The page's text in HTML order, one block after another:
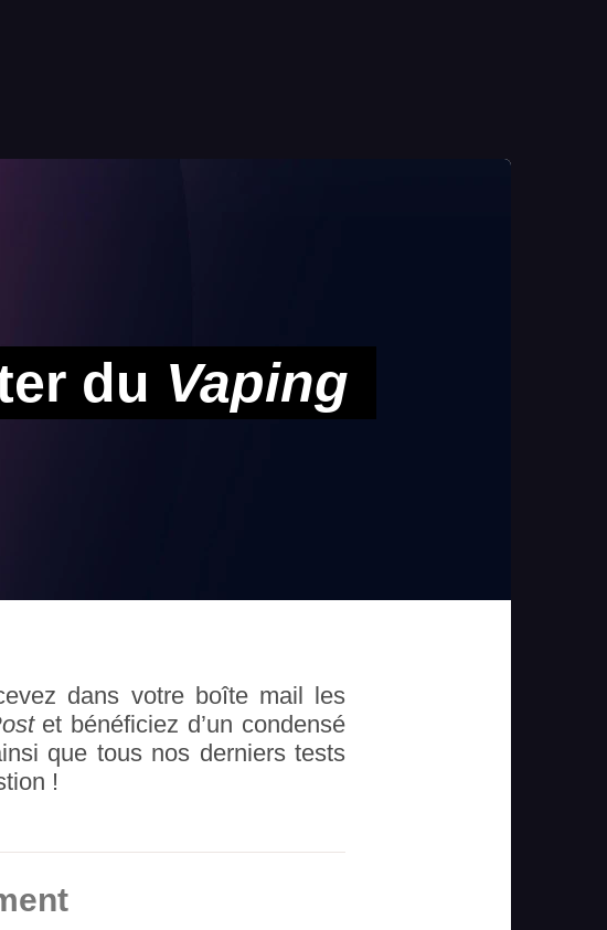
du Vaping
dans votre boîte mail les
et bénéficiez d’un condensé
que tous nos derniers tests
!